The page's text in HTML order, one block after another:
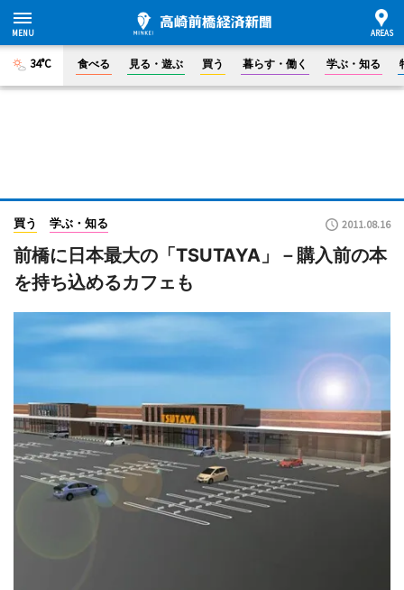
34°C 食べる 見る・遊ぶ 買う 暮らす・働く 学ぶ・知る
買う 学ぶ・知る 2011.08.16
前橋に日本最大の「TSUTAYA」－購入前の本
を持ち込めるカフェも